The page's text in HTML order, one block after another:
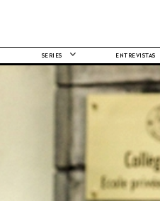
SERIES ENTREVISTAS